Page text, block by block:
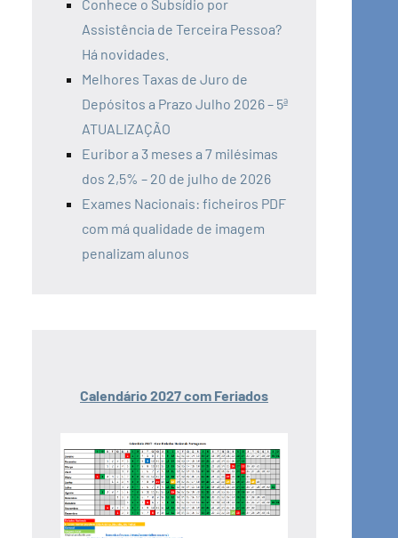
Conhece o Subsídio por
Assistência de Terceira Pessoa?
Há novidades.
Melhores Taxas de Juro de
Depósitos a Prazo Julho 2026 – 5ª
ATUALIZAÇÃO
Euribor a 3 meses a 7 milésimas
dos 2,5% – 20 de julho de 2026
Exames Nacionais: ficheiros PDF
com má qualidade de imagem
penalizam alunos
Calendário 2027 com Feriados